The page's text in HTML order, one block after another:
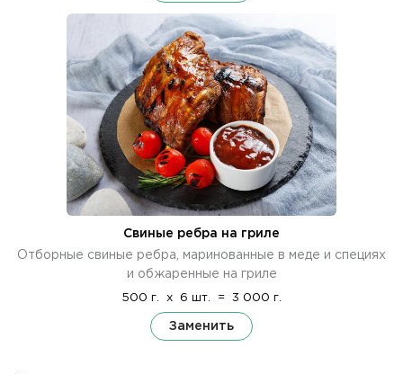
Свиные ребра на гриле
Отборные свиные ребра, маринованные в меде и специях
и обжаренные на гриле
500 г. x 6 шт. = 3 000 г.
Заменить